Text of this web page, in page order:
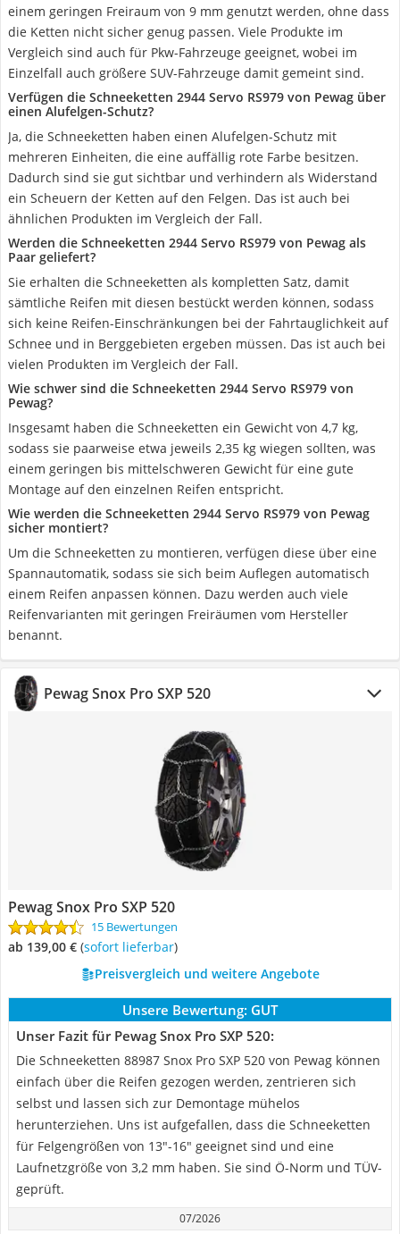
einem geringen Freiraum von 9 mm genutzt werden, ohne dass
die Ketten nicht sicher genug passen. Viele Produkte im
Vergleich sind auch für Pkw-Fahrzeuge geeignet, wobei im
Einzelfall auch größere SUV-Fahrzeuge damit gemeint sind.
Verfügen die Schneeketten 2944 Servo RS979 von Pewag über
einen Alufelgen-Schutz?
Ja, die Schneeketten haben einen Alufelgen-Schutz mit
mehreren Einheiten, die eine auffällig rote Farbe besitzen.
Dadurch sind sie gut sichtbar und verhindern als Widerstand
ein Scheuern der Ketten auf den Felgen. Das ist auch bei
ähnlichen Produkten im Vergleich der Fall.
Werden die Schneeketten 2944 Servo RS979 von Pewag als
Paar geliefert?
Sie erhalten die Schneeketten als kompletten Satz, damit
sämtliche Reifen mit diesen bestückt werden können, sodass
sich keine Reifen-Einschränkungen bei der Fahrtauglichkeit auf
Schnee und in Berggebieten ergeben müssen. Das ist auch bei
vielen Produkten im Vergleich der Fall.
Wie schwer sind die Schneeketten 2944 Servo RS979 von
Pewag?
Insgesamt haben die Schneeketten ein Gewicht von 4,7 kg,
sodass sie paarweise etwa jeweils 2,35 kg wiegen sollten, was
einem geringen bis mittelschweren Gewicht für eine gute
Montage auf den einzelnen Reifen entspricht.
Wie werden die Schneeketten 2944 Servo RS979 von Pewag
sicher montiert?
Um die Schneeketten zu montieren, verfügen diese über eine
Spannautomatik, sodass sie sich beim Auflegen automatisch
einem Reifen anpassen können. Dazu werden auch viele
Reifenvarianten mit geringen Freiräumen vom Hersteller
benannt.
Pewag Snox Pro SXP 520
Pewag Snox Pro SXP 520
15 Bewertungen
ab 139,00 € ( Sofort lieferbar)
Preisvergleich und weitere Angebote
Unsere Bewertung: GUT
Unser Fazit für Pewag Snox Pro SXP 520:
Die Schneeketten 88987 Snox Pro SXP 520 von Pewag können
einfach über die Reifen gezogen werden, zentrieren sich
selbst und lassen sich zur Demontage mühelos
herunterziehen. Uns ist aufgefallen, dass die Schneeketten
für Felgengrößen von 13"-16" geeignet sind und eine
Laufnetzgröße von 3,2 mm haben. Sie sind Ö-Norm und TÜV-
geprüft.
07/2026